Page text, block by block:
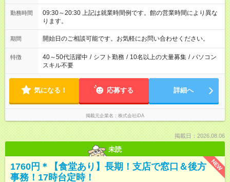
勤務時間
09:30～20:30 上記は就業時間例です。館の営業時間により異な
ります。
期間 開始日のご相談可能です。お気軽にお問い合わせください。
特徴 40～50代活躍中 / シフト勤務 / 10名以上の大量募集 / パソコン
スキル不要
気になる！ 応募する 詳細へ
掲載元企業名 株式会社iDA
掲載日：2026.08.06
未読
NEW
1760円＊【食堂あり】長期！支店で窓口＆後方
事務！17時台定時！